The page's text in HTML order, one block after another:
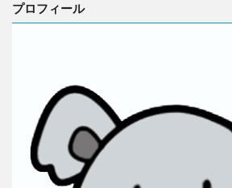
プロフィール